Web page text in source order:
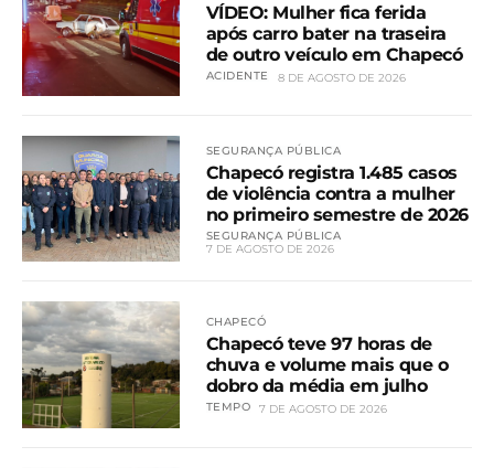
VÍDEO: Mulher fica ferida
após carro bater na traseira
de outro veículo em Chapecó
ACIDENTE 8 DE AGOSTO DE 2026
SEGURANÇA PÚBLICA
Chapecó registra 1.485 casos
de violência contra a mulher
no primeiro semestre de 2026
SEGURANÇA PÚBLICA
7 DE AGOSTO DE 2026
CHAPECÓ
Chapecó teve 97 horas de
chuva e volume mais que o
dobro da média em julho
TEMPO 7 DE AGOSTO DE 2026